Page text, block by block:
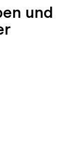
und